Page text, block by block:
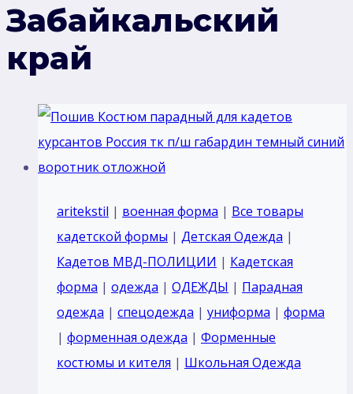
Забайкальский
край
aritekstil | военная форма | Все товары
кадетской формы | Детская Одежда |
Кадетов МВД-ПОЛИЦИИ | Кадетская
форма | одежда | ОДЕЖДЫ | Парадная
одежда | спецодежда | униформа | форма
| форменная одежда | Форменные
костюмы и кителя | Школьная Одежда